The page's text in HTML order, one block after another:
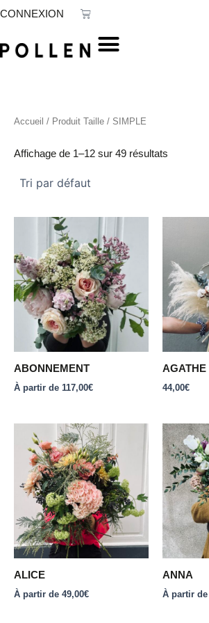
Aller
contenu
CONNEXION Panier
Accueil / Produit Taille / SIMPLE
Affichage de 1–12 sur 49 résultats
ABONNEMENT
À partir de 117,00€
a
plusieurs
variations.
Les
options
peuvent
choisies
sur
page
produit
AGATHE
44,00€
ALICE
À partir de 49,00€
produit
plusieurs
variations.
Les
options
peuvent
choisies
sur
ANNA
À partir de
Ce
produit
a
plusieurs
variations.
Les
options
peuvent
choisies
sur